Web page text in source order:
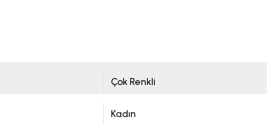
Çok Renkli
Kadın